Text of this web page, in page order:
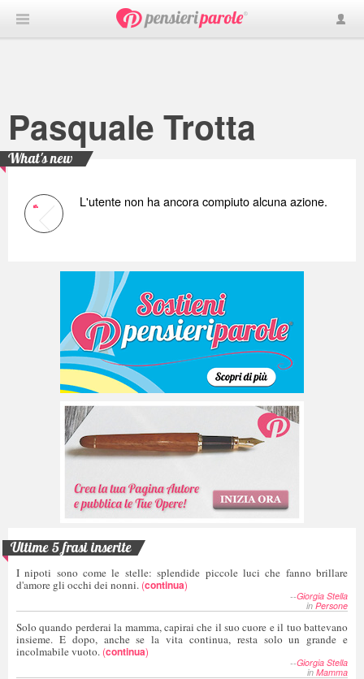
Pasquale Trotta
What's new
L'utente non ha ancora compiuto alcuna azione.
Ultime 5 frasi inserite
I nipoti sono come le stelle: splendide piccole luci che fanno brillare
d'amore gli occhi dei nonni. (continua)
--Giorgia Stella
inPersone
Solo quando perderai la mamma, capirai che il suo cuore e il tuo battevano
insieme. E dopo, anche se la vita continua, resta solo un grande e
incolmabile vuoto. (continua)
--Giorgia Stella
inMamma